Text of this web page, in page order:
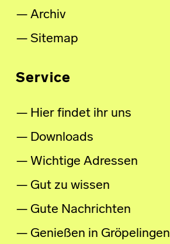
Archiv
Sitemap
Service
Hier findet ihr uns
Downloads
Wichtige Adressen
Gut zu wissen
Gute Nachrichten
Genießen in Gröpelingen